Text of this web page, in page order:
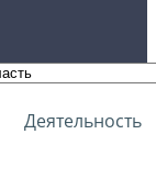
Деятельность